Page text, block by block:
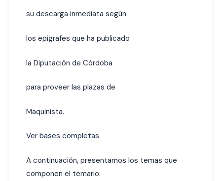
su descarga inmediata según
los epígrafes que ha publicado
la Diputación de Córdoba
para proveer las plazas de
Maquinista.
Ver bases completas
A continuación, presentamos los temas que
componen el temario: